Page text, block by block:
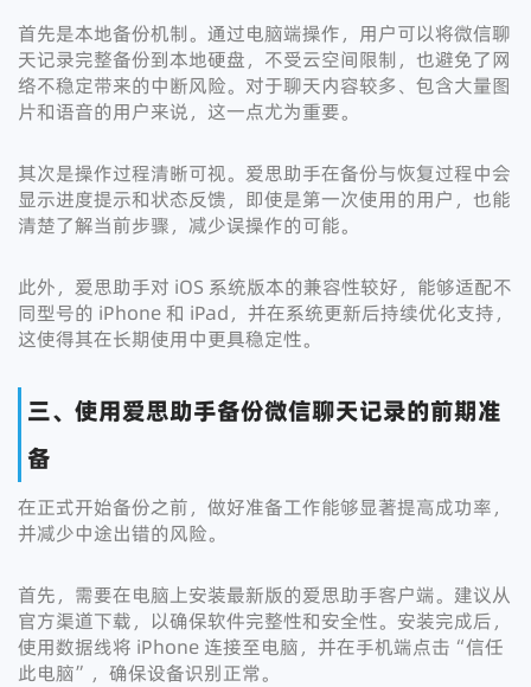
首先是本地备份机制。通过电脑端操作，用户可以将微信聊
天记录完整备份到本地硬盘，不受云空间限制，也避免了网
络不稳定带来的中断风险。对于聊天内容较多、包含大量图
片和语音的用户来说，这一点尤为重要。
其次是操作过程清晰可视。爱思助手在备份与恢复过程中会
显示进度提示和状态反馈，即使是第一次使用的用户，也能
清楚了解当前步骤，减少误操作的可能。
此外，爱思助手对 iOS 系统版本的兼容性较好，能够适配不
同型号的 iPhone 和 iPad，并在系统更新后持续优化支持，
这使得其在长期使用中更具稳定性。
三、使用爱思助手备份微信聊天记录的前期准
备
在正式开始备份之前，做好准备工作能够显著提高成功率，
并减少中途出错的风险。
首先，需要在电脑上安装最新版的爱思助手客户端。建议从
官方渠道下载，以确保软件完整性和安全性。安装完成后，
使用数据线将 iPhone 连接至电脑，并在手机端点击“信任
此电脑”，确保设备识别正常。